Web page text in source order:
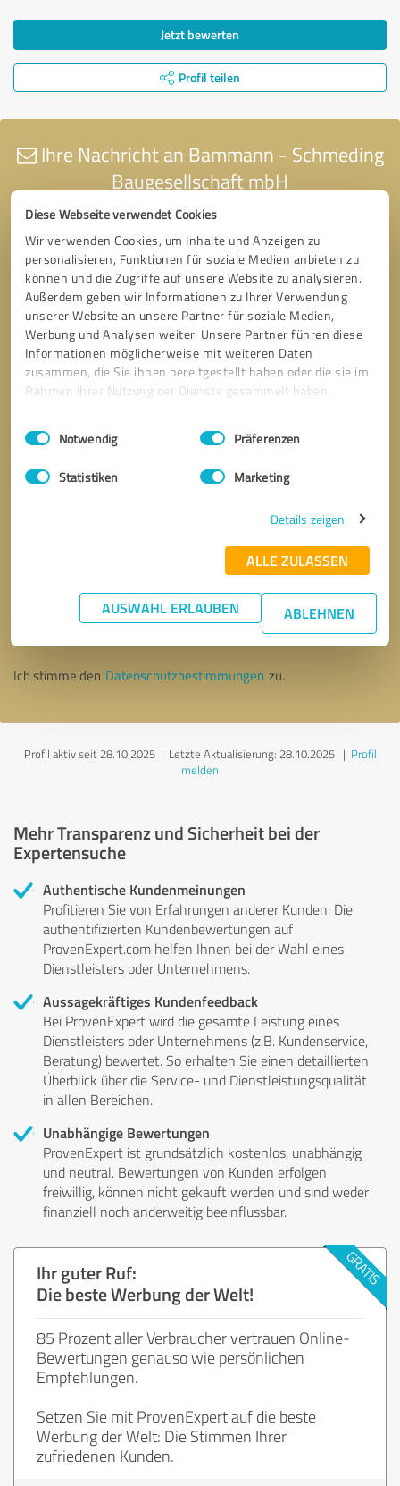
Diese Webseite verwendet Cookies
Wir verwenden Cookies, um Inhalte und Anzeigen zu
personalisieren, Funktionen für soziale Medien anbieten zu
können und die Zugriffe auf unsere Website zu analysieren.
Außerdem geben wir Informationen zu Ihrer Verwendung
unserer Website an unsere Partner für soziale Medien,
Werbung und Analysen weiter. Unsere Partner führen diese
Informationen möglicherweise mit weiteren Daten
zusammen, die Sie ihnen bereitgestellt haben oder die sie im
Rahmen Ihrer Nutzung der Dienste gesammelt haben.
Impressum Datenschutzbestimmungen
Einwilligungsauswahl
Notwendig Präferenzen
Statistiken Marketing
Details zeigen
ALLE ZULASSEN
AUSWAHL ERLAUBEN ABLEHNEN
Jetzt bewerten
Profil teilen
Ihre Nachricht an Bammann - Schmeding
Baugesellschaft mbH
Ich stimme den Datenschutzbestimmungen zu.
Profil aktiv seit 28.10.2025 | Letzte Aktualisierung: 28.10.2025| Profil
melden
Mehr Transparenz und Sicherheit bei der
Expertensuche
Authentische Kundenmeinungen
Profitieren Sie von Erfahrungen anderer Kunden: Die
authentifizierten Kundenbewertungen auf
ProvenExpert.com helfen Ihnen bei der Wahl eines
Dienstleisters oder Unternehmens.
Aussagekräftiges Kundenfeedback
Bei ProvenExpert wird die gesamte Leistung eines
Dienstleisters oder Unternehmens (z.B. Kundenservice,
Beratung) bewertet. So erhalten Sie einen detaillierten
Überblick über die Service- und Dienstleistungsqualität
in allen Bereichen.
Unabhängige Bewertungen
ProvenExpert ist grundsätzlich kostenlos, unabhängig
und neutral. Bewertungen von Kunden erfolgen
freiwillig, können nicht gekauft werden und sind weder
finanziell noch anderweitig beeinflussbar.
Ihr guter Ruf:
Die beste Werbung der Welt!
85 Prozent aller Verbraucher vertrauen Online-
Bewertungen genauso wie persönlichen
Empfehlungen.
Setzen Sie mit ProvenExpert auf die beste
Werbung der Welt: Die Stimmen Ihrer
zufriedenen Kunden.